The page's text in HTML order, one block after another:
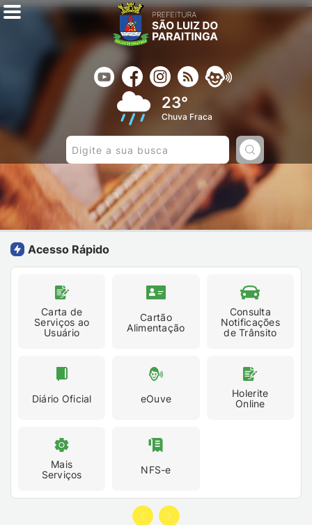
23°
Chuva Fraca
Pesquisar:
Acesso Rápido
Carta de
Serviços ao
Usuário
Cartão
Alimentação
Consulta
Notificações
de Trânsito
Diário Oficial eOuve
Holerite
Online
Mais
Serviços
NFS-e